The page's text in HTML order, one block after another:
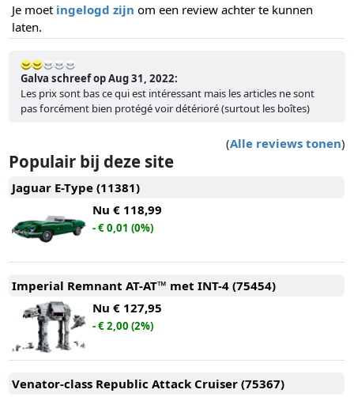
Je moet ingelogd zijn om een review achter te kunnen
laten.
Galva schreef op Aug 31, 2022:
Les prix sont bas ce qui est intéressant mais les articles ne sont
pas forcément bien protégé voir détérioré (surtout les boîtes)
(Alle reviews tonen)
Populair bij deze site
Jaguar E-Type (11381)
Nu € 118,99
- € 0,01 (0%)
Imperial Remnant AT-AT™ met INT-4 (75454)
Nu € 127,95
- € 2,00 (2%)
Venator-class Republic Attack Cruiser (75367)